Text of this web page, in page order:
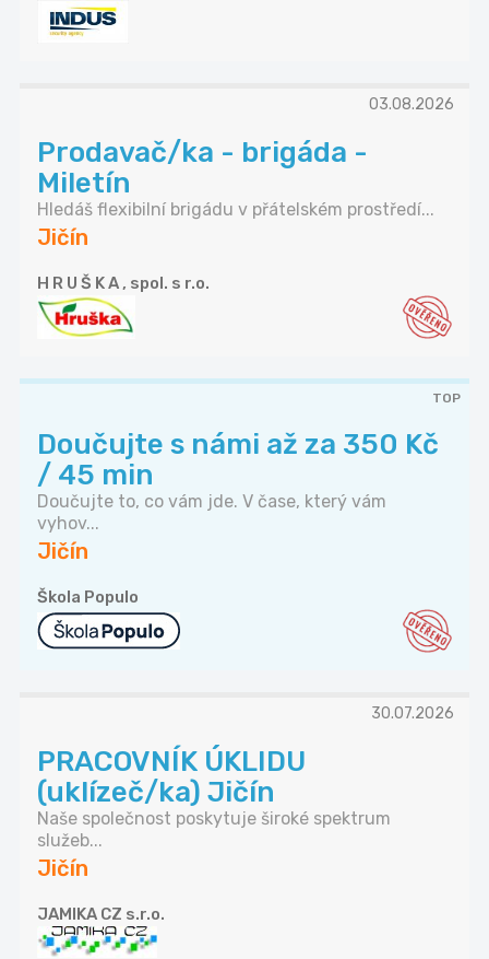
03.08.2026
Prodavač/ka - brigáda -
Miletín
Hledáš flexibilní brigádu v přátelském prostředí...
Jičín
H R U Š K A , spol. s r.o.
TOP
Doučujte s námi až za 350 Kč
/ 45 min
Doučujte to, co vám jde. V čase, který vám
vyhov...
Jičín
Škola Populo
30.07.2026
PRACOVNÍK ÚKLIDU
(uklízeč/ka) Jičín
Naše společnost poskytuje široké spektrum
služeb...
Jičín
JAMIKA CZ s.r.o.